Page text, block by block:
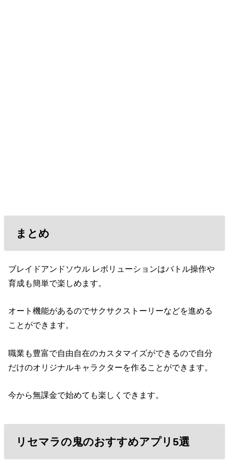
まとめ
ブレイドアンドソウル レボリューションはバトル操作や
育成も簡単で楽しめます。
オート機能があるのでサクサクストーリーなどを進める
ことができます。
職業も豊富で自由自在のカスタマイズができるので自分
だけのオリジナルキャラクターを作ることができます。
今から無課金で始めても楽しくできます。
リセマラの鬼のおすすめアプリ5選